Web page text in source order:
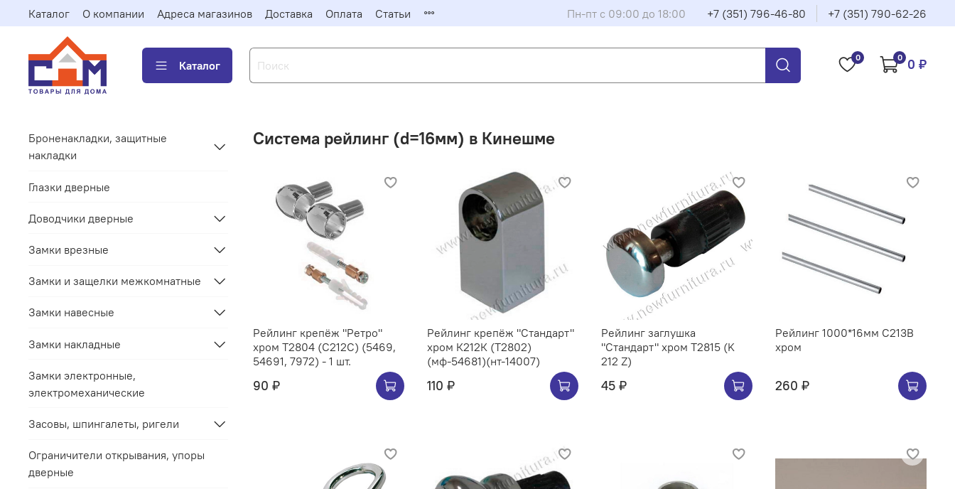
Каталог О компании Адреса магазинов Доставка Оплата Статьи Пн-пт с 09:00 до 18:00 +7 (351) 796-46-80 +7 (351) 790-62-26
Каталог
0 0 0 ₽
Система рейлинг (d=16мм) в Кинешме
Рейлинг крепёж "Ретро"
хром Т2804 (С212C) (5469,
54691, 7972) - 1 шт.
90 ₽
Рейлинг крепёж "Стандарт"
хром К212К (Т2802)
(мф-54681)(нт-14007)
110 ₽
Рейлинг заглушка
"Стандарт" хром Т2815 (K
212 Z)
45 ₽
Рейлинг 1000*16мм C213B
хром
260 ₽
Броненакладки, защитные
накладки
Глазки дверные
Доводчики дверные
Замки врезные
Замки и защелки межкомнатные
Замки навесные
Замки накладные
Замки электронные,
электромеханические
Засовы, шпингалеты, ригели
Ограничители открывания, упоры
дверные